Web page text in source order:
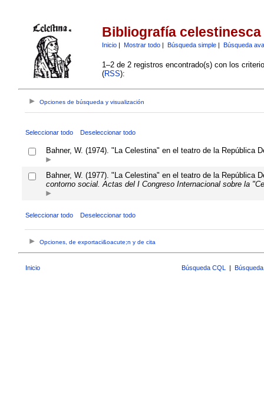
Bibliografía celestinesca
Inicio| Mostrar todo| Búsqueda simple| Búsqueda
1–2 de 2 registros encontrado(s) con los
(RSS):
Opciones de búsqueda y visualización
Seleccionar todo Deseleccionar todo
Bahner, W. (1974). "La Celestina" en el teatro de la República
Bahner, W. (1977). "La Celestina" en el teatro de la República
contorno social. Actas del I Congreso Internacional sobre la
Seleccionar todo Deseleccionar todo
Opciones, de exportaci&oacute;n y de cita
Inicio Búsqueda CQL |